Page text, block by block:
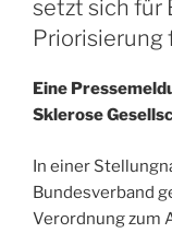
setzt sich für
Priorisierung
Eine
Sklerose
In einer
Bundesverband
Verordnung zum